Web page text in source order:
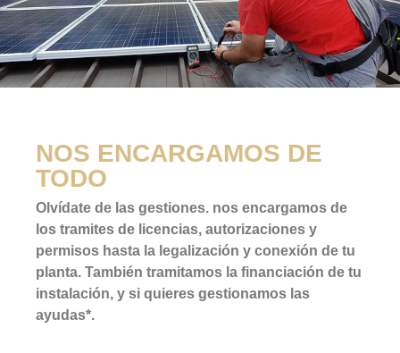
NOS ENCARGAMOS DE
TODO
Olvídate de las gestiones. nos encargamos de
los tramites de licencias, autorizaciones y
permisos hasta la legalización y conexión de tu
planta. También tramitamos la financiación de tu
instalación, y si quieres gestionamos las
ayudas*.